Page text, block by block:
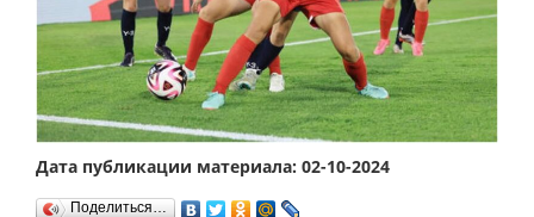
Дата публикации материала: 02-10-2024
Поделиться…